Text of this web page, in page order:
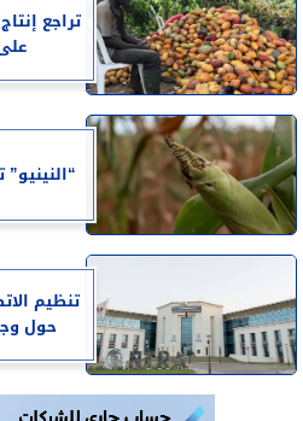
تراجع
تنظيم
حول